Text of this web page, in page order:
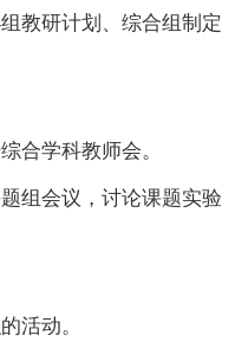
教研计划、综合组制定
合学科教师会。
组会议，讨论课题实验
活动。